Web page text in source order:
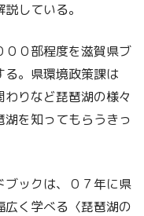
している。
０部程度を滋賀県ブ
る。県環境政策課は
わりなど琵琶湖の様々
を知ってもらうきっ
ックは、０７年に県
く学べる〈琵琶湖の